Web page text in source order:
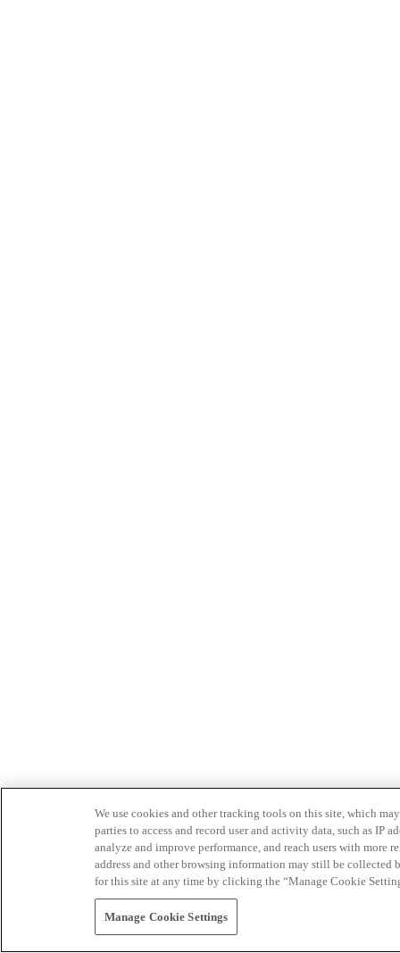
We use cookies and other tracking tools on this site, which
parties to access and record user and activity data, such as IP
analyze and improve performance, and reach users with
address and other browsing information may still be collected
for this site at any time by clicking the “Manage Cookie
Manage Cookie Settings